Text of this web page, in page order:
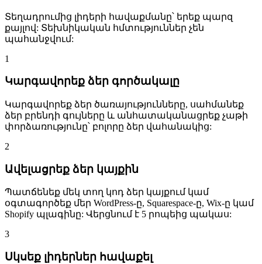
Տեղադրումից լիդերի հավաքմանը՝ երեք պարզ
քայլով: Տեխնիկական հմտություններ չեն
պահանջվում:
1
Կարգավորեք ձեր գործակալը
Կարգավորեք ձեր ծառայությունները, սահմանեք
ձեր բրենդի գույները և անհատականացրեք չաթի
փորձառությունը՝ բոլորը ձեր վահանակից:
2
Ավելացրեք ձեր կայքին
Պատճենեք մեկ տող կոդ ձեր կայքում կամ
օգտագործեք մեր WordPress-ը, Squarespace-ը, Wix-ը կամ
Shopify պլագինը: Վերցնում է 5 րոպեից պակաս:
3
Սկսեք լիդերներ հավաքել